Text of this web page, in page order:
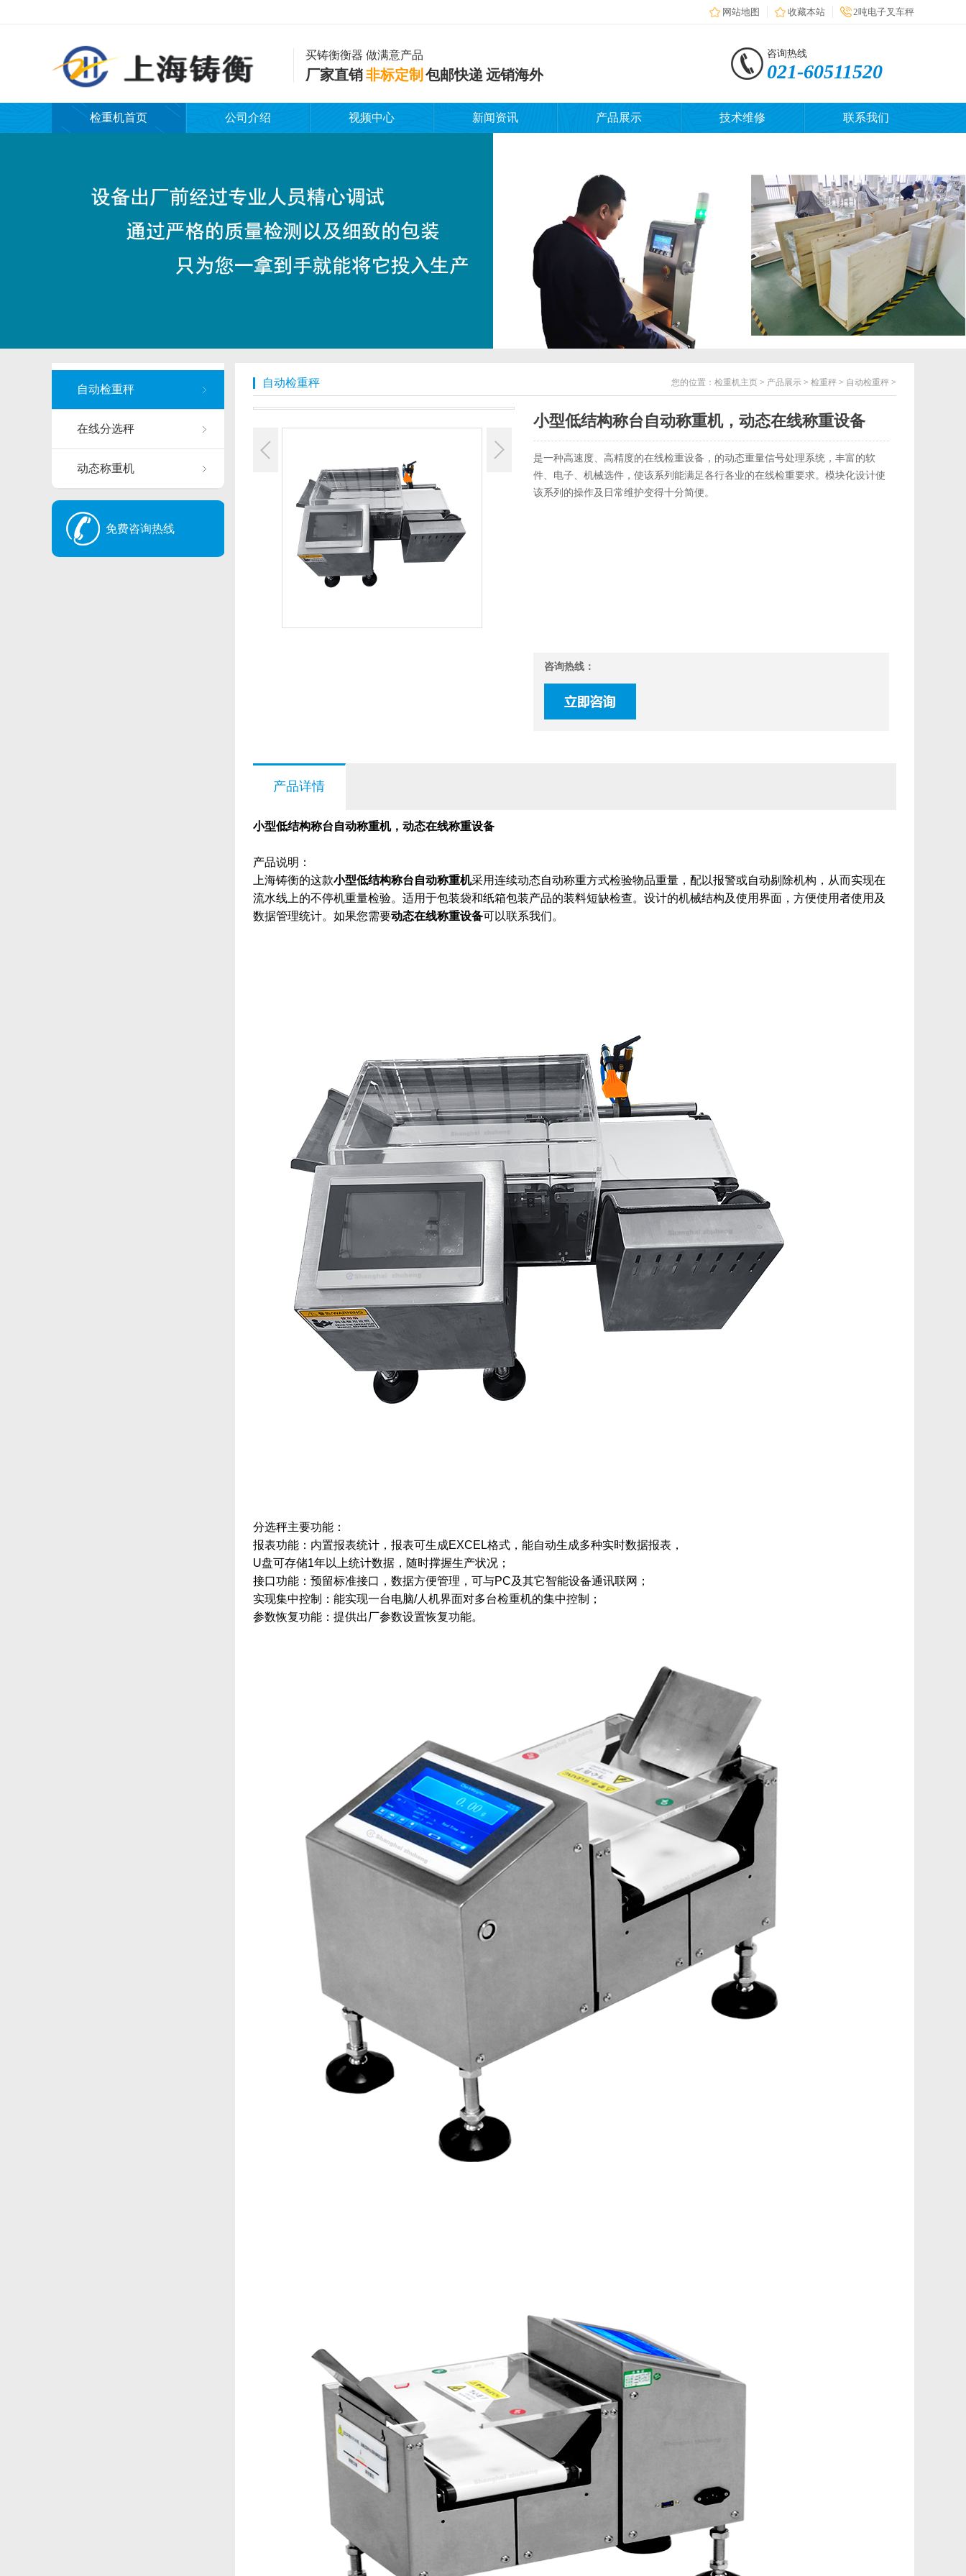
网站地图 收藏本站 2吨电子叉车秤
买铸衡衡器 做满意产品
厂家直销非标定制 包邮快递 远销海外
咨询热线
021-60511520
检重机首页 公司介绍 视频中心 新闻资讯 产品展示 技术维修 联系我们
自动检重秤
在线分选秤
动态称重机
免费咨询热线
自动检重秤 您的位置： 检重机主页 > 产品展示 > 检重秤 > 自动检重秤 >
小型低结构称台自动称重机，动态在线称重设备
是一种高速度、高精度的在线检重设备，的动态重量信号处理系统，丰富的软
件、电子、机械选件，使该系列能满足各行各业的在线检重要求。模块化设计使
该系列的操作及日常维护变得十分简便。
咨询热线：
产品详情
小型低结构称台自动称重机，动态在线称重设备
产品说明：
上海铸衡的这款小型低结构称台自动称重机采用连续动态自动称重方式检验物品重量，配以报警或自动剔除机构，从而实现在
流水线上的不停机重量检验。适用于包装袋和纸箱包装产品的装料短缺检查。设计的机械结构及使用界面，方便使用者使用 及
数据管理统计。如果您需要动态在线称重设备可以联系我们。
分选秤主要功能：
报表功能：内置报表统计，报表可生成EXCEL格式，能自动生成多种实时数据报表，
U盘可存储1年以上统计数据，随时撑握生产状况；
接口功能：预留标准接口，数据方便管理，可与PC及其它智能设备通讯联网；
实现集中控制：能实现一台电脑/人机界面对多台检重机的集中控制；
参数恢复功能：提供出厂参数设置恢复功能。